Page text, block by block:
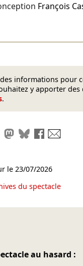
François
informations pour
y apporter des
.
le lien
Partager sur LinkedIn
Partager sur
Partager sur
Partager
le 23/07/2026
du spectacle
au hasard :